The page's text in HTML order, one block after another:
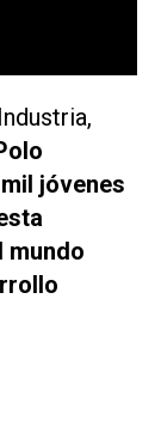
jóvenes
mundo